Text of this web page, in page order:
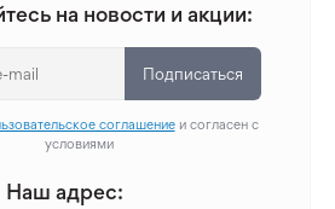
на новости и акции:
Подписаться
соглашениеи согласен с
условиями
Наш адрес: